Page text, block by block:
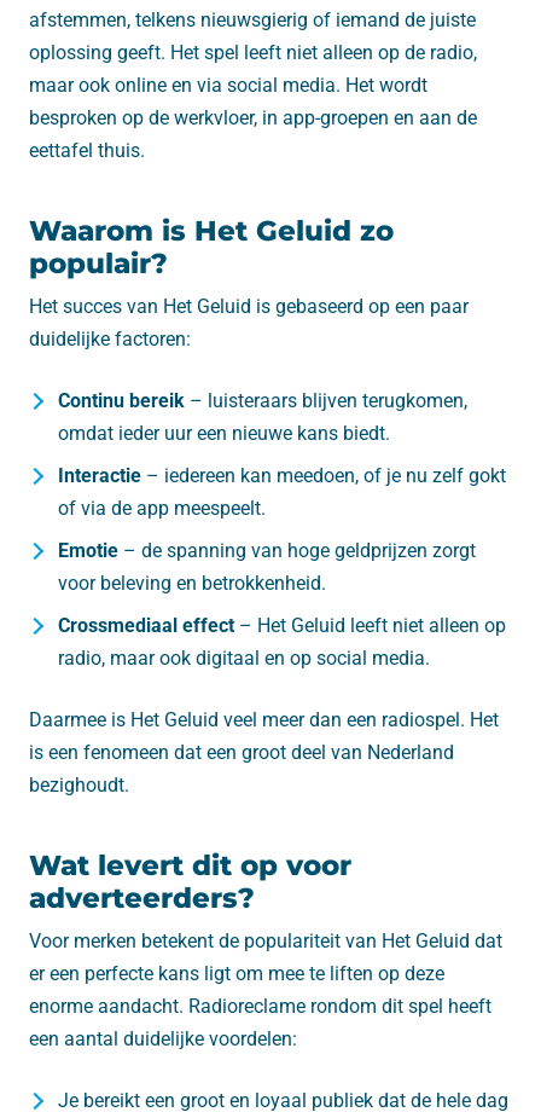
afstemmen, telkens nieuwsgierig of iemand de juiste
oplossing geeft. Het spel leeft niet alleen op de radio,
maar ook online en via social media. Het wordt
besproken op de werkvloer, in app-groepen en aan de
eettafel thuis.
Waarom is Het Geluid zo
populair?
Het succes van Het Geluid is gebaseerd op een paar
duidelijke factoren:
Continu bereik – luisteraars blijven terugkomen,
omdat ieder uur een nieuwe kans biedt.
Interactie – iedereen kan meedoen, of je nu zelf gokt
of via de app meespeelt.
Emotie – de spanning van hoge geldprijzen zorgt
voor beleving en betrokkenheid.
Crossmediaal effect – Het Geluid leeft niet alleen op
radio, maar ook digitaal en op social media.
Daarmee is Het Geluid veel meer dan een radiospel. Het
is een fenomeen dat een groot deel van Nederland
bezighoudt.
Wat levert dit op voor
adverteerders?
Voor merken betekent de populariteit van Het Geluid dat
er een perfecte kans ligt om mee te liften op deze
enorme aandacht. Radioreclame rondom dit spel heeft
een aantal duidelijke voordelen:
Je bereikt een groot en loyaal publiek dat de hele dag